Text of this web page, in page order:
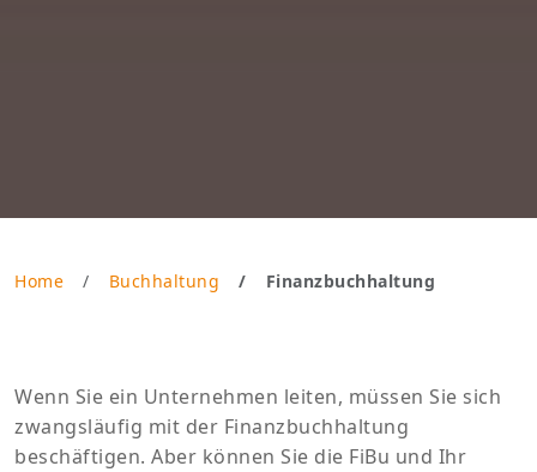
Home Buchhaltung Finanzbuchhaltung
Wenn Sie ein Unternehmen leiten, müssen Sie sich
zwangsläufig mit der Finanzbuchhaltung
beschäftigen. Aber können Sie die FiBu und Ihr